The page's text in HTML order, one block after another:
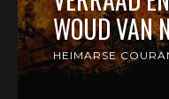
WOUD VAN
HEIMARSE